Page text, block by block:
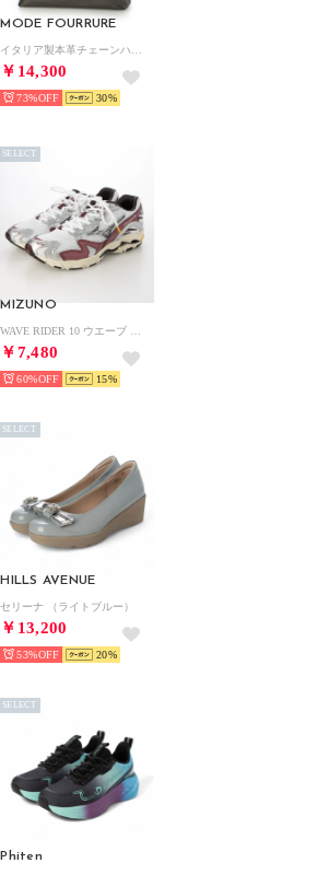
MODE FOURRURE
￥14,300
73% 30
MIZUNO
￥7,480
SELECT
60% 15
HILLS AVENUE
セリーナ （ライトブルー）
￥13,200
SELECT
53% 20
Phiten
SELECT